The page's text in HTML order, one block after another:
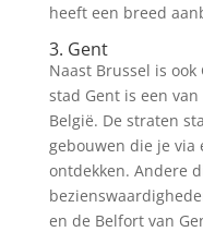
heeft een breed
3. Gent
Naast Brussel is
stad Gent is een
België. De straten
gebouwen die je
ontdekken. Andere
en de Belfort van